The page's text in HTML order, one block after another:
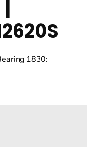
1830: